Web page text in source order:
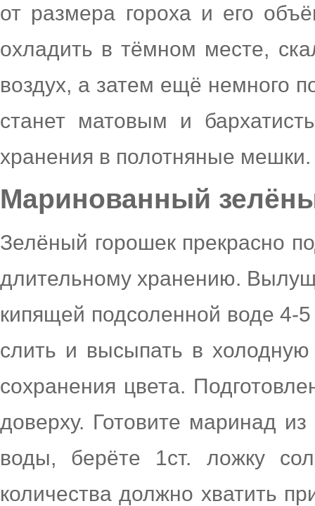
от размера гороха и его
охладить в тёмном месте,
воздух, а затем ещё немного
станет матовым и
хранения в полотняные мешки.
Маринованный
Зелёный горошек прекрасно
длительному хранению.
кипящей подсоленной воде 4-
слить и высыпать в
сохранения цвета.
доверху. Готовите маринад
воды, берёте 1ст. ложку
количества должно хватить